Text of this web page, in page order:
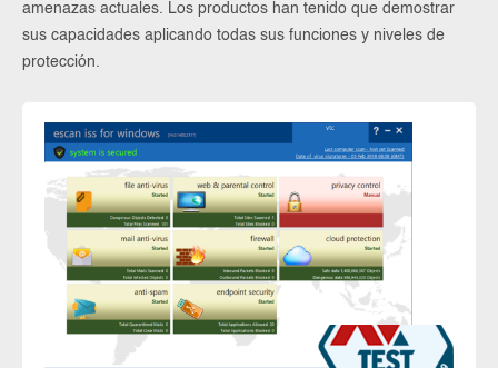
amenazas actuales. Los productos han tenido que demostrar
sus capacidades aplicando todas sus funciones y niveles de
protección.